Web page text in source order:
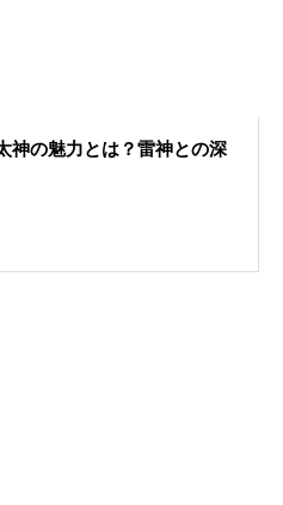
神の魅力とは？雷神との深